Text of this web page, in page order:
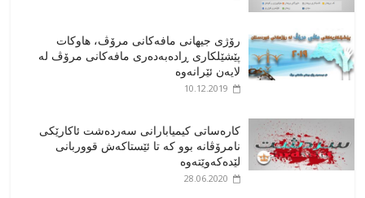
رۆژی جیهانی مافەکانی مرۆڤ، هاوکات
پێشێلکاری ڕادەبەدەری مافەکانی مرۆڤ لە
لایەن ئێرانەوە
10.12.2019
کارەساتی کیمیابارانی سەردەشت ئاکارێکی
نامرۆڤانە بوو کە تا ئێستاکەش قووربانی
لێدەکەوێتەوە
28.06.2020